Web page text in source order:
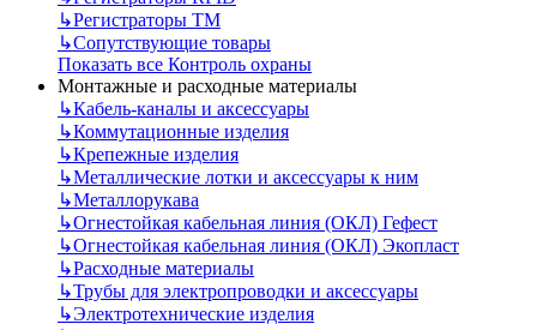
↳Регистраторы ТМ
↳Сопутствующие товары
Показать все Контроль охраны
Монтажные и расходные материалы
↳Кабель-каналы и аксессуары
↳Коммутационные изделия
↳Крепежные изделия
↳Металлические лотки и аксессуары к ним
↳Металлорукава
↳Огнестойкая кабельная линия (ОКЛ) Гефест
↳Огнестойкая кабельная линия (ОКЛ) Экопласт
↳Расходные материалы
↳Трубы для электропроводки и аксессуары
↳Электротехнические изделия